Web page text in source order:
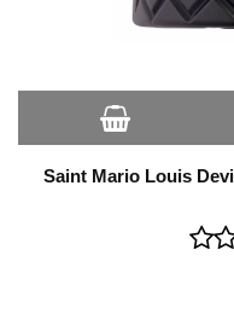
Saint Mario Louis